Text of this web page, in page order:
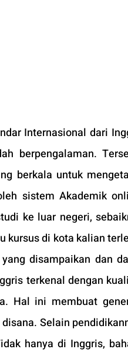
Internasional dari
berpengalaman.
berkala untuk
sistem Akademik
ke luar negeri,
kursus di kota kalian
disampaikan dan
terkenal dengan
Hal ini membuat
Selain
hanya di Inggris,